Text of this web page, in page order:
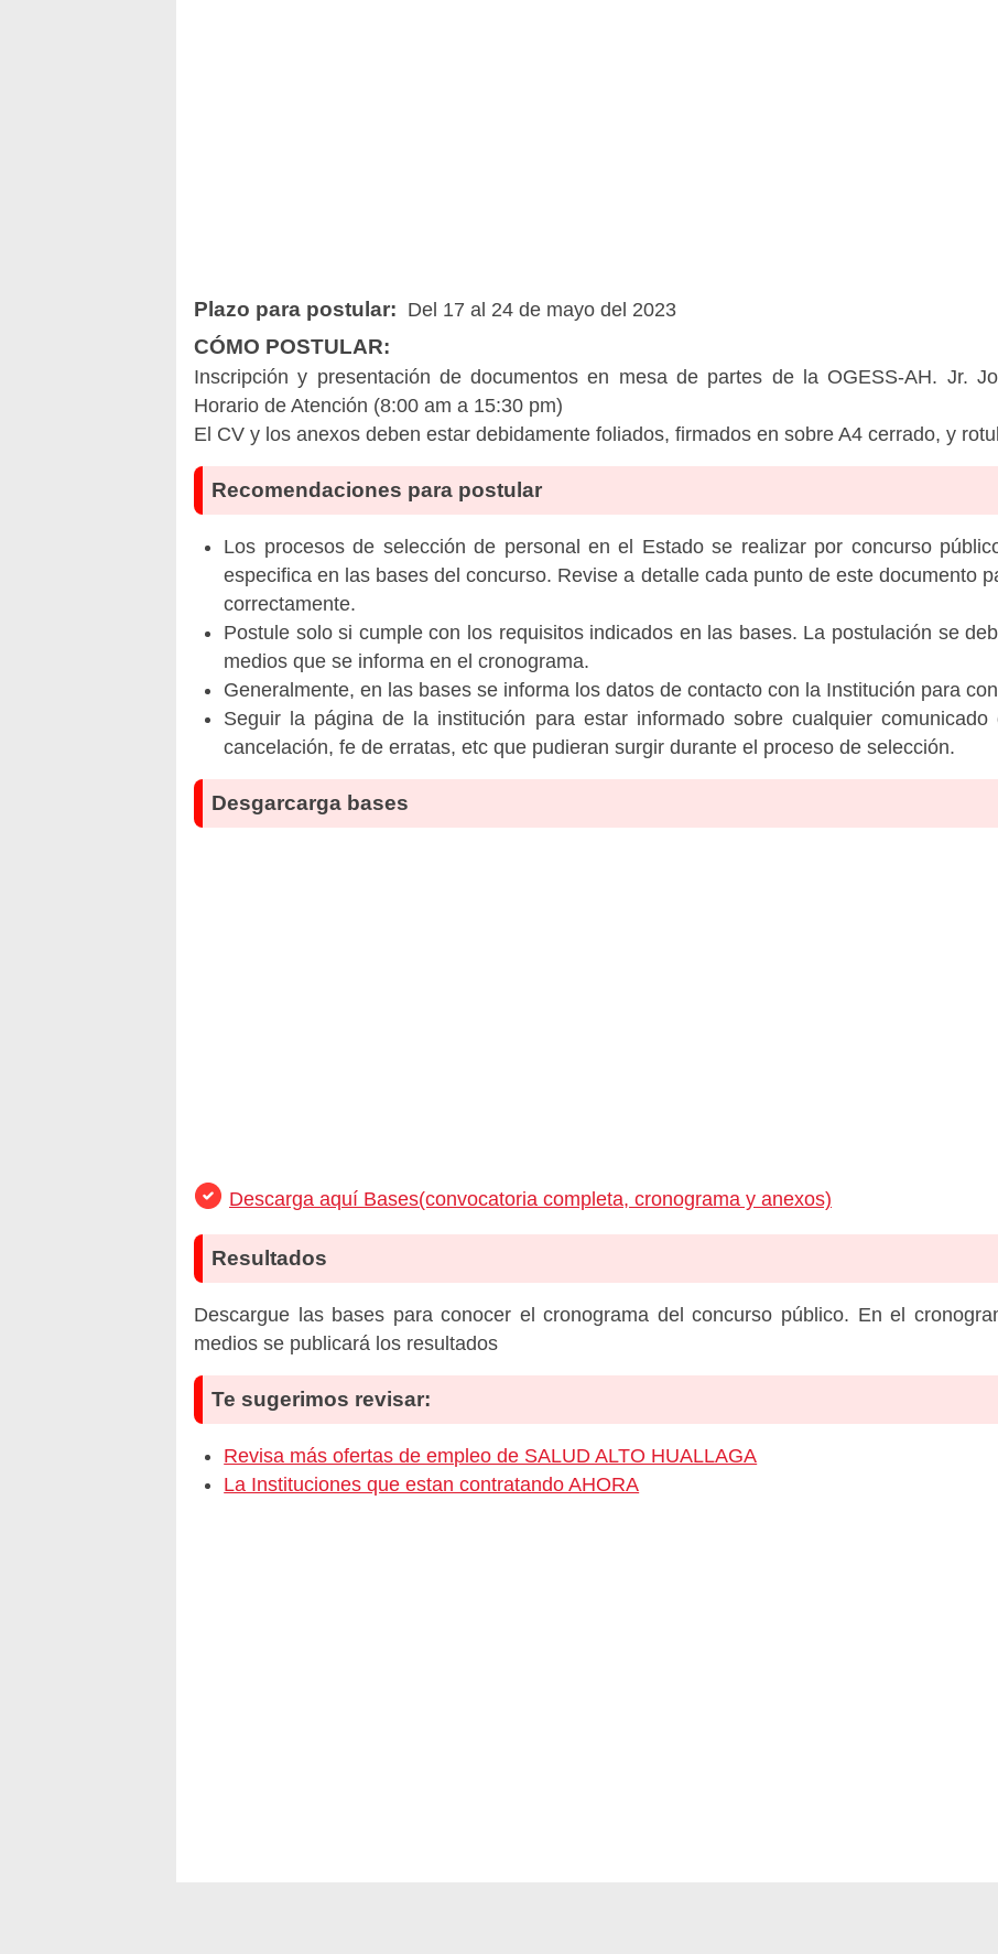
Plazo para postular: Del 17 al 24 de mayo del 2023
CÓMO POSTULAR:
Inscripción y presentación de documentos en mesa de partes de la OGESS-AH. Jr.
Horario de Atención (8:00 am a 15:30 pm)
El CV y los anexos deben estar debidamente foliados, firmados en sobre A4 cerrado, y
Recomendaciones para postular
Los procesos de selección de personal en el Estado se realizar por concurso
especifica en las bases del concurso. Revise a detalle cada punto de este documento
correctamente.
Postule solo si cumple con los requisitos indicados en las bases. La postulación se
medios que se informa en el cronograma.
Generalmente, en las bases se informa los datos de contacto con la Institución para
Seguir la página de la institución para estar informado sobre cualquier comunicado
cancelación, fe de erratas, etc que pudieran surgir durante el proceso de selección.
Desgarcarga bases
Descarga aquí Bases(convocatoria completa, cronograma y anexos)
Resultados
Descargue las bases para conocer el cronograma del concurso público. En el
medios se publicará los resultados
Te sugerimos revisar:
Revisa más ofertas de empleo de SALUD ALTO HUALLAGA
La Instituciones que estan contratando AHORA